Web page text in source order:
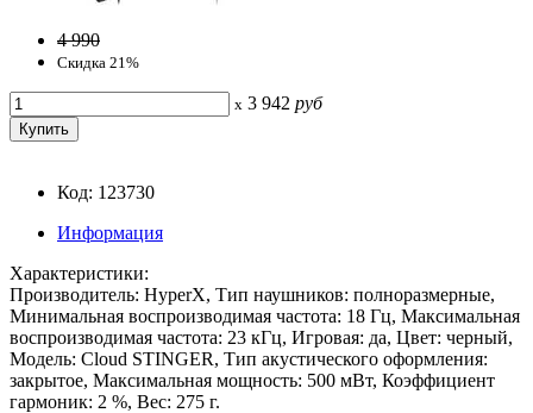
4 990
Скидка 21%
x 3 942 руб
Код: 123730
Информация
Характеристики:
Производитель: HyperX, Тип наушников: полноразмерные,
Минимальная воспроизводимая частота: 18 Гц, Максимальная
воспроизводимая частота: 23 кГц, Игровая: да, Цвет: черный,
Модель: Cloud STINGER, Тип акустического оформления:
закрытое, Максимальная мощность: 500 мВт, Коэффициент
гармоник: 2 %, Вес: 275 г.